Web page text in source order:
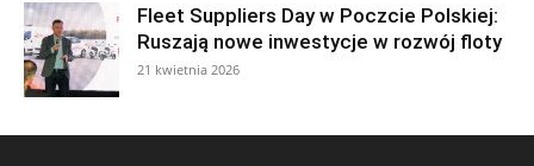
Fleet Suppliers Day w Poczcie Polskiej:
Ruszają nowe inwestycje w rozwój floty
21 kwietnia 2026